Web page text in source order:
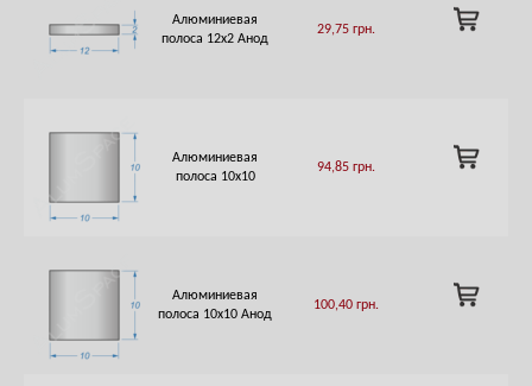
Алюминиевая
полоса 12х2 Анод
29,75 грн.
ADD
TO
Алюминиевая
полоса 10х10
94,85 грн.
ADD
TO
Алюминиевая
полоса 10х10 Анод
100,40 грн.
ADD
TO